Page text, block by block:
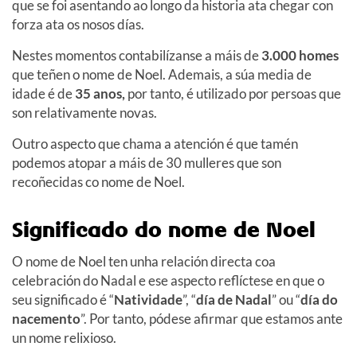
que se foi asentando ao longo da historia ata chegar con
forza ata os nosos días.
Nestes momentos contabilízanse a máis de3.000 homes
que teñen o nome de Noel. Ademais, a súa media de
idade é de35 anos, por tanto, é utilizado por persoas que
son relativamente novas.
Outro aspecto que chama a atención é que tamén
podemos atopar a máis de 30 mulleres que son
recoñecidas co nome de Noel.
Significado do nome de Noel
O nome de Noel ten unha relación directa coa
celebración do Nadal e ese aspecto reflíctese en que o
seu significado é “Natividade”, “día de Nadal” ou “día do
nacemento”. Por tanto, pódese afirmar que estamos ante
un nome relixioso.